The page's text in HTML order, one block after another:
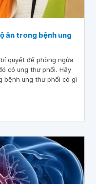
ăn trong bệnh ung
quyết để phòng ngừa
có ung thư phổi. Hãy
bệnh ung thư phổi có gì